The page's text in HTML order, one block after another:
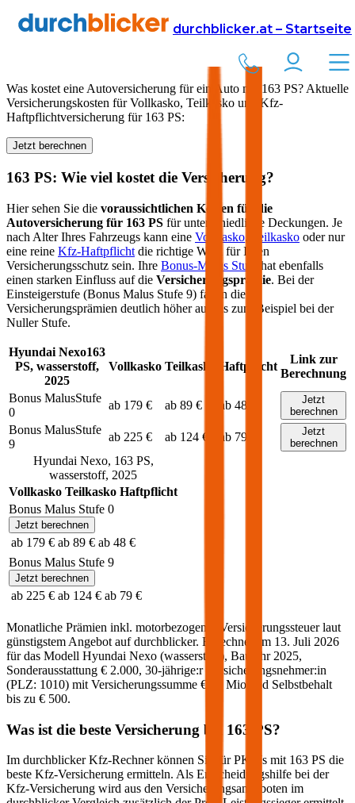
durchblicker.at – Startseite
Versicherung Autoversicherung
PS in Österreich
Was kostet eine Autoversicherung für ein Auto mit 163 PS? Aktuelle
Versicherungskosten für Vollkasko, Teilkasko und Kfz-
Haftpflichtversicherung für 163 PS:
Jetzt berechnen
163 PS: Wie viel kostet die Versicherung?
Hier sehen Sie die voraussichtlichen Kosten für die
Autoversicherung für 163 PS für unterschiedliche Deckungen. Je
nach Alter Ihres Fahrzeugs kann eine Vollkasko, Teilkasko oder nur
eine reine Kfz-Haftpflicht die richtige Wahl für Ihren
Versicherungsschutz sein. Ihre Bonus-Malus Stufe
hat ebenfalls
einen starken Einfluss auf die Versicherungsprämie. Bei der
Einsteigerstufe (Bonus Malus Stufe 9) fallen die
Versicherungsprämien deutlich höher aus als zum Beispiel bei der
Nuller Stufe.
Hyundai Nexo163
PS, wasserstoff,
2025
Vollkasko Teilkasko Haftpflicht
Link zur
Berechnung
Bonus MalusStufe
0
ab 179 € ab 89 € ab 48 €
Jetzt
berechnen
Bonus MalusStufe
9
ab 225 € ab 124 € ab 79 €
Jetzt
berechnen
Hyundai Nexo, 163PS,
wasserstoff, 2025
Vollkasko Teilkasko Haftpflicht
Bonus Malus Stufe 0
Jetzt berechnen
ab 179 € ab 89 € ab 48 €
Bonus Malus Stufe 9
Jetzt berechnen
ab 225 € ab 124 € ab 79 €
Monatliche Prämien inkl. motorbezogener Versicherungssteuer laut
günstigstem Angebot auf durchblicker. Berechnet am 13. Juli 2026
für das Modell Hyundai Nexo (wasserstoff ), Baujahr 2025,
Sonderausstattung € 2.000, 30-jährige:rVersicherungsnehmer:in
(PLZ: 1010) mit Versicherungssumme € 20 Mio und Selbstbehalt
bis zu € 500.
Was ist die beste Versicherung bei 163 PS?
Im durchblicker Kfz-Rechner können Sie für PKWs mit 163 PS die
beste Kfz-Versicherung ermitteln. Als Entscheidungshilfe bei der
Kfz-Versicherung wird aus den Versicherungsangeboten im